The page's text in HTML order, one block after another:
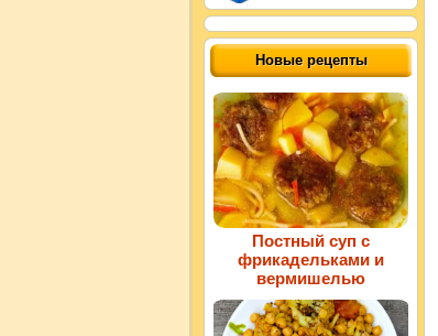
Новые рецепты
Постный суп с
фрикадельками и
вермишелью